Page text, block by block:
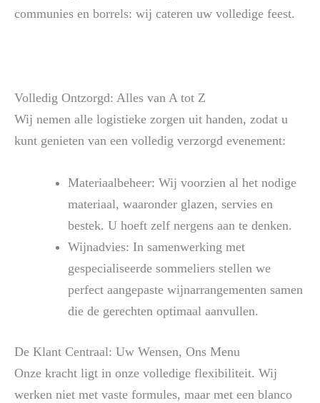
communies en borrels: wij cateren uw volledige feest.
Volledig Ontzorgd: Alles van A tot Z
Wij nemen alle logistieke zorgen uit handen, zodat u
kunt genieten van een volledig verzorgd evenement:
Materiaalbeheer: Wij voorzien al het nodige
materiaal, waaronder glazen, servies en
bestek. U hoeft zelf nergens aan te denken.
Wijnadvies: In samenwerking met
gespecialiseerde sommeliers stellen we
perfect aangepaste wijnarrangementen samen
die de gerechten optimaal aanvullen.
De Klant Centraal: Uw Wensen, Ons Menu
Onze kracht ligt in onze volledige flexibiliteit. Wij
werken niet met vaste formules, maar met een blanco